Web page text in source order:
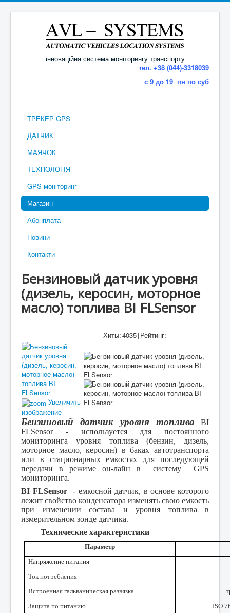
інноваційна система моніторингу транспорту
тел. +38 (044)-3318039
с 9 до 19 пн по суб
ТРЕКЕР GPS
ДАТЧИК
МАЯЧОК
ТЕХНОЛОГІЯ
GPS моніторинг
Магазин
Абонплата
Новини
Контакти
Бензиновый датчик уровня
(дизель, керосин, моторное
масло) топлива BI FLSensor
Хиты:4035|Рейтинг:
Увеличить
изображение
Бензиновый датчик уровня топлива
BI
FLSensor-используется для постоянного
мониторинга уровня топлива (бензин, дизель,
моторное масло, керосин) в баках автотранспорта
или в стационарных емкостях для последующей
передачи в режиме он-лайн в систему GPS
мониторинга.
BI FLSensor- емкосной датчик, в основе которого
лежит свойство конденсатора изменять свою емкость
при изменении состава и уровня топлива в
измерительном зонде датчика.
Технические характеристики
Параметр
Напряжение питания
Ток потребления
Встроенная гальваническая развязка
Защита по питанию
ISO